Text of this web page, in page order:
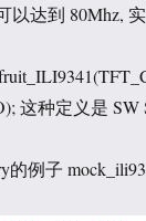
达到 80Mhz,
这种定义是 SW
例子